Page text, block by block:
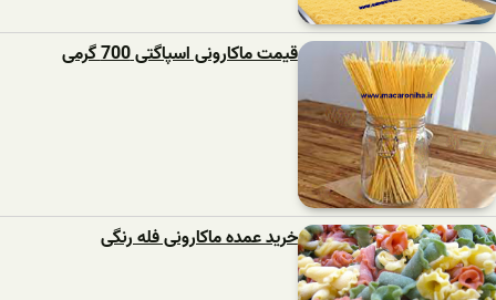
قیمت ماکارونی اسپاگتی 700 گرمی
خرید عمده ماکارونی فله رنگی